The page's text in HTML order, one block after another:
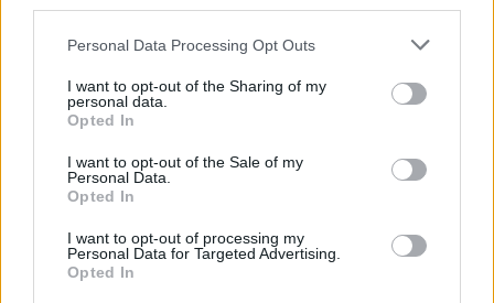
This information may also be disclosed by us to third parties
further disclose it to other third parties.
Please note that this website/app uses one or more Google
services and may gather and store information including but
not limited to your visit or usage behaviour. You may click to
grant or deny consent to Google and its third-party tags to
consent section.
Personal Data Processing Opt Outs
I want to opt-out of the Sharing of my
personal data.
Opted In
I want to opt-out of the Sale of my
Personal Data.
Opted In
I want to opt-out of processing my
Personal Data for Targeted Advertising.
Opted In